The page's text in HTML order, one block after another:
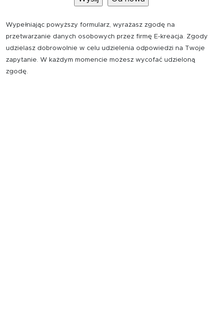
Wypełniając powyższy formularz, wyrażasz zgodę na
przetwarzanie danych osobowych przez firmę E-kreacja. Zgody
udzielasz dobrowolnie w celu udzielenia odpowiedzi na Twoje
zapytanie. W każdym momencie możesz wycofać udzieloną
zgodę.